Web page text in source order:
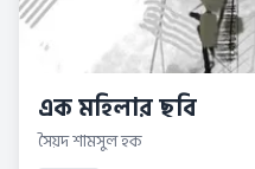
এক মহিলার ছবি
সৈয়দ শামসুল হক